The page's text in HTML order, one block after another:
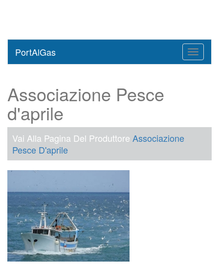
Toggle
PortAlGas
Associazione Pesce
d'aprile
Vai Alla Pagina Del Produttore Associazione
Pesce D'aprile